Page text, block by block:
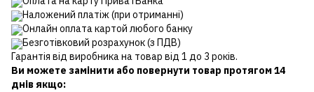
Наложений платіж (при отриманні)
Онлайн оплата картой любого банку
Безготівковий розрахунок (з ПДВ)
Гарантія від виробника на товар від 1 до 3 років.
Ви можете замінити або повернути товар протягом 14
днів якщо: